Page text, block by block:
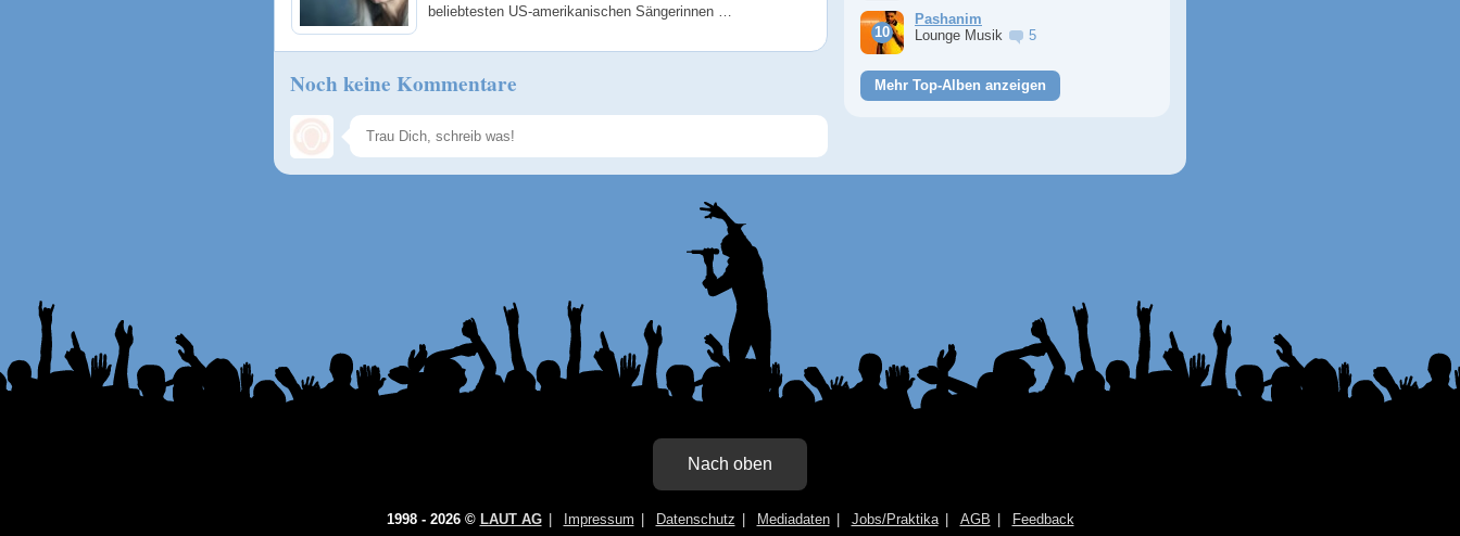
beliebtesten US-amerikanischen Sängerinnen …
Noch keine Kommentare
Speichern
Pashanim
Lounge Musik
5
Mehr Top-Alben anzeigen
Nach oben
1998 - 2026 © LAUT AG Impressum Datenschutz Mediadaten Jobs/Praktika AGB Feedback